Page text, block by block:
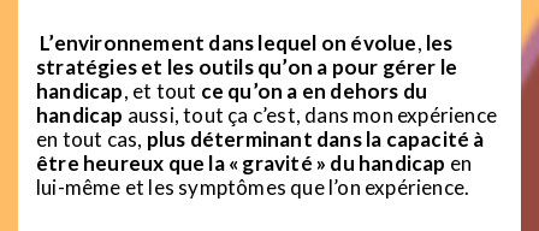
L’environnement dans lequel on évolue, les
stratégies et les outils qu’on a pour gérer le
handicap, et tout ce qu’on a en dehors du
handicap aussi, tout ça c’est, dans mon expérience
en tout cas, plus déterminant dans la capacité à
être heureux que la « gravité » du handicap en
lui-même et les symptômes que l’on expérience.